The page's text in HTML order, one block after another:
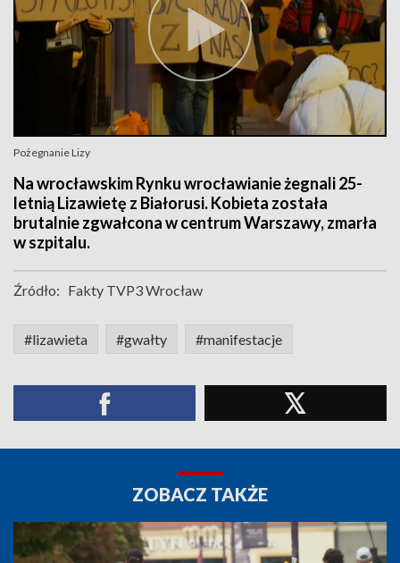
Pożegnanie Lizy
Na wrocławskim Rynku wrocławianie żegnali 25-
letnią Lizawietę z Białorusi. Kobieta została
brutalnie zgwałcona w centrum Warszawy, zmarła
w szpitalu.
Źródło: Fakty TVP3 Wrocław
#lizawieta #gwałty #manifestacje
ZOBACZ TAKŻE